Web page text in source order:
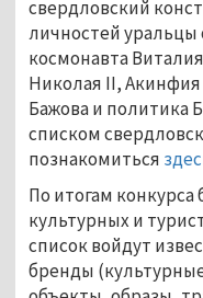
свердловский
личностей
космонавта
Николая II,
Бажова и политика
списком
познакомиться
По итогам конкурса
культурных и
список войдут
бренды